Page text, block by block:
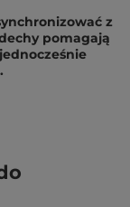
z
pomagają